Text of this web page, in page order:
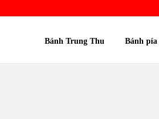
Bánh Trung Thu Bánh pía